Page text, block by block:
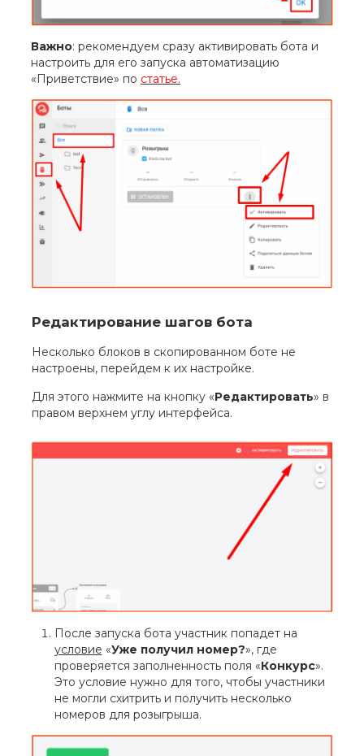
Важно: рекомендуем сразу активировать бота и
настроить для его запуска автоматизацию
«Приветствие» по статье.
Редактирование шагов бота
Несколько блоков в скопированном боте не
настроены, перейдем к их настройке.
Для этого нажмите на кнопку «Редактировать» в
правом верхнем углу интерфейса.
После запуска бота участник попадет на
условие «Уже получил номер?», где
проверяется заполненность поля «Конкурс».
Это условие нужно для того, чтобы участники
не могли схитрить и получить несколько
номеров для розыгрыша.